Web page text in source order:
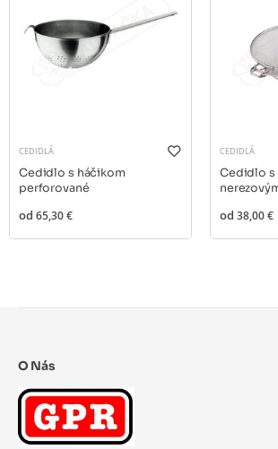
CEDIDLÁ
Cedidlo s háčikom
perforované
od 65,30 €
CEDIDLÁ
Cedidlo
od 38,00 €
O Nás